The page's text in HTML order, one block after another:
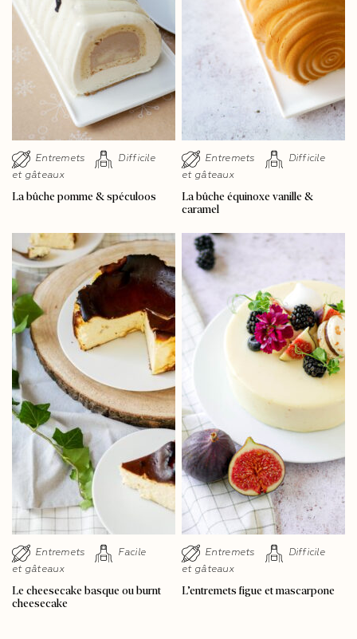
Entremets
et gâteaux
Difficile
La bûche pomme & spéculoos
Entremets
et gâteaux
Difficile
La bûche équinoxe vanille &
caramel
Entremets
et gâteaux
Facile
Le cheesecake basque ou burnt
cheesecake
Entremets
et gâteaux
Difficile
L’entremets figue et mascarpone